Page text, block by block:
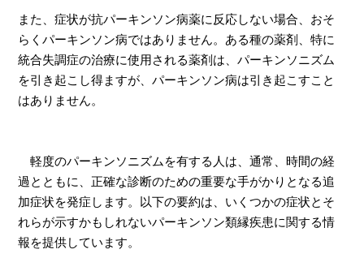
また、症状が抗パーキンソン病薬に反応しない場合、おそ
らくパーキンソン病ではありません。ある種の薬剤、特に
統合失調症の治療に使用される薬剤は、パーキンソニズム
を引き起こし得ますが、パーキンソン病は引き起こすこと
はありません。
軽度のパーキンソニズムを有する人は、通常、時間の経
過とともに、正確な診断のための重要な手がかりとなる追
加症状を発症します。以下の要約は、いくつかの症状とそ
れらが示すかもしれないパーキンソン類縁疾患に関する情
報を提供しています。